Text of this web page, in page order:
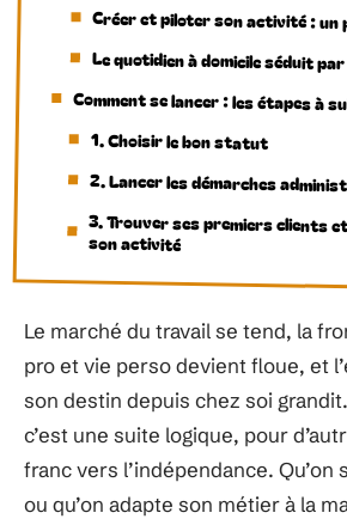
Créer et piloter son activité :
Le quotidien à domicile séduit
Comment se lancer : les étapes à
1. Choisir le bon statut
2. Lancer les démarches
3. Trouver ses premiers clients
son activité
Le marché du travail se tend, la
pro et vie perso devient floue, et
son destin depuis chez soi
c’est une suite logique, pour
franc vers l’indépendance.
ou qu’on adapte son métier à la